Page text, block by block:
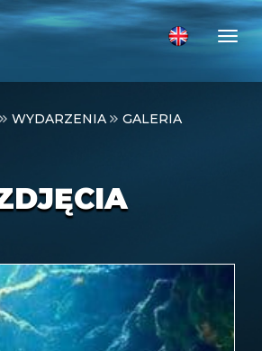
WYDARZENIA GALERIA